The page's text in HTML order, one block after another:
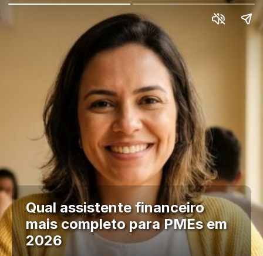
Qual assistente financeiro
mais completo para PMEs em
2026